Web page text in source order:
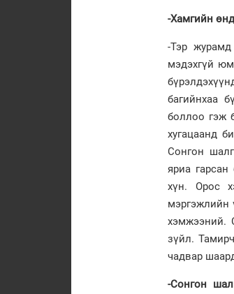
-Хамгийн
-Тэр журамд
мэдэхгүй
багийнхаа
боллоо гэж
хугацаанд
Сонгон
яриа
хүн. Орос
мэргэжлийн
хэмжээний.
зүйл.
чадвар
-Сонгон